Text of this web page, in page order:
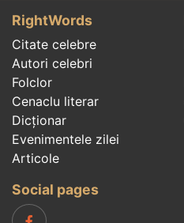
RightWords
Citate celebre
Autori celebri
Folclor
Cenaclu literar
Dicționar
Evenimentele zilei
Articole
Social pages